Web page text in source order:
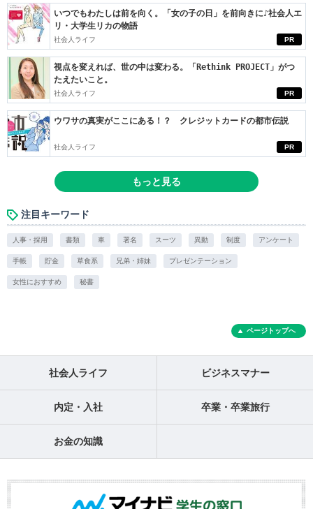
PR
いつでもわたしは前を向く。「女の子の日」を前向きに♪社会人エ
リ・大学生リカの物語
社会人ライフ
PR
視点を変えれば、世の中は変わる。「Rethink PROJECT」がつ
たえたいこと。
社会人ライフ
PR
ウワサの真実がここにある！？ クレジットカードの都市伝説
社会人ライフ
もっと見る
注目キーワード
人事・採用 書類 車 署名 スーツ 異動 制度 アンケート
手帳 貯金 草食系 兄弟・姉妹 プレゼンテーション
女性におすすめ 秘書
ページトップへ
社会人ライフ ビジネスマナー
内定・入社 卒業・卒業旅行
お金の知識